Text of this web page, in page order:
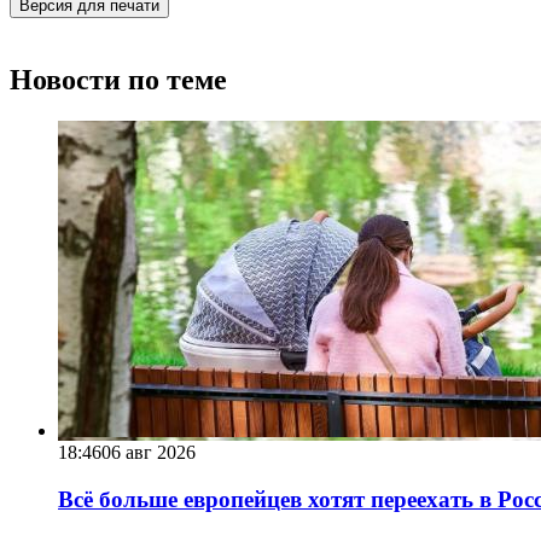
Версия для печати
Новости по теме
18:4606 авг 2026
Всё больше европейцев хотят переехать в